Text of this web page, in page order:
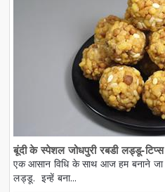
बूंदी के स्पेशल जोधपुरी रबडी लड्डू-
एक आसान विधि के साथ आज हम बनाने जा
लड्डू. इन्हें बना...